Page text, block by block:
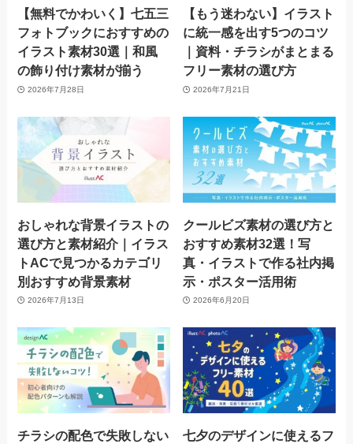
【無料でかわいく】七五三
フォトブックにおすすめの
イラスト素材30選｜和風
の飾り付け素材が揃う
2026年7月28日
【もう迷わない】イラスト
に統一感を出す5つのコツ
｜資料・チラシがまとまる
フリー素材の選び方
2026年7月21日
おしゃれな背景イラストの
選び方と素材紹介｜イラス
トACで見つかるカテゴリ
別おすすめ背景素材
2026年7月13日
クールビズ素材の選び方と
おすすめ素材32選！写
真・イラストで作る社内掲
示・ポスター活用術
2026年6月20日
チラシの配色で失敗しない
七夕のデザインに使えるフ